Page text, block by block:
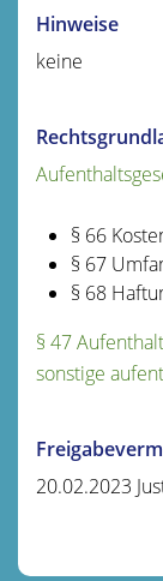
Hinweise
keine
§ 66
§ 67
§ 68
§ 47
sonstige
20.02.2023